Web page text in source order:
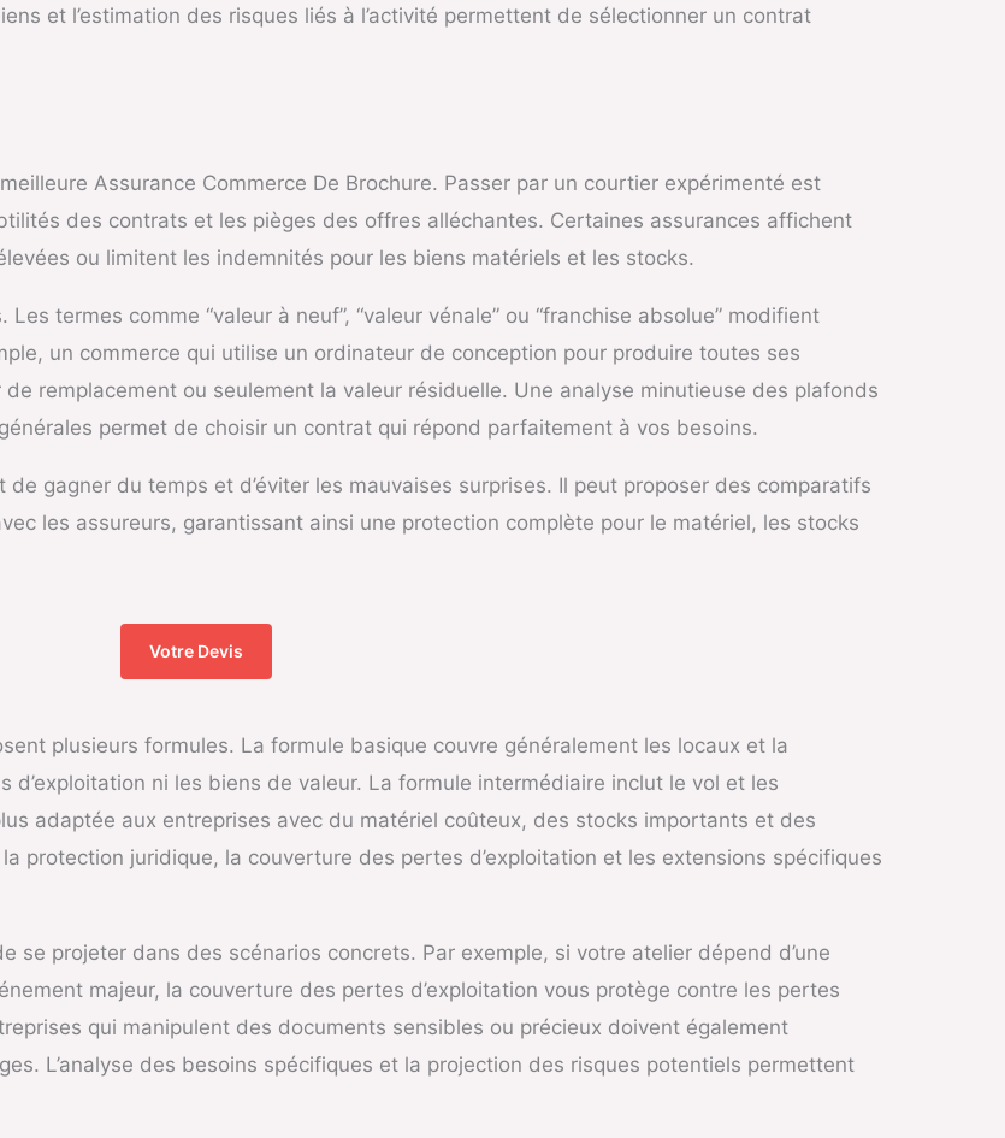
et l’estimation des risques liés à l’activité permettent de sélectionner un contrat
Assurance Commerce De Brochure. Passer par un courtier expérimenté est
des contrats et les pièges des offres alléchantes. Certaines assurances affichent
ou limitent les indemnités pour les biens matériels et les stocks.
termes comme “valeur à neuf”, “valeur vénale” ou “franchise absolue” modifient
un commerce qui utilise un ordinateur de conception pour produire toutes ses
remplacement ou seulement la valeur résiduelle. Une analyse minutieuse des plafonds
permet de choisir un contrat qui répond parfaitement à vos besoins.
de gagner du temps et d’éviter les mauvaises surprises. Il peut proposer des comparatifs
les assureurs, garantissant ainsi une protection complète pour le matériel, les stocks
Votre Devis
plusieurs formules. La formule basique couvre généralement les locaux et la
ni les biens de valeur. La formule intermédiaire inclut le vol et les
adaptée aux entreprises avec du matériel coûteux, des stocks importants et des
protection juridique, la couverture des pertes d’exploitation et les extensions spécifiques
se projeter dans des scénarios concrets. Par exemple, si votre atelier dépend d’une
majeur, la couverture des pertes d’exploitation vous protège contre les pertes
qui manipulent des documents sensibles ou précieux doivent également
L’analyse des besoins spécifiques et la projection des risques potentiels permettent